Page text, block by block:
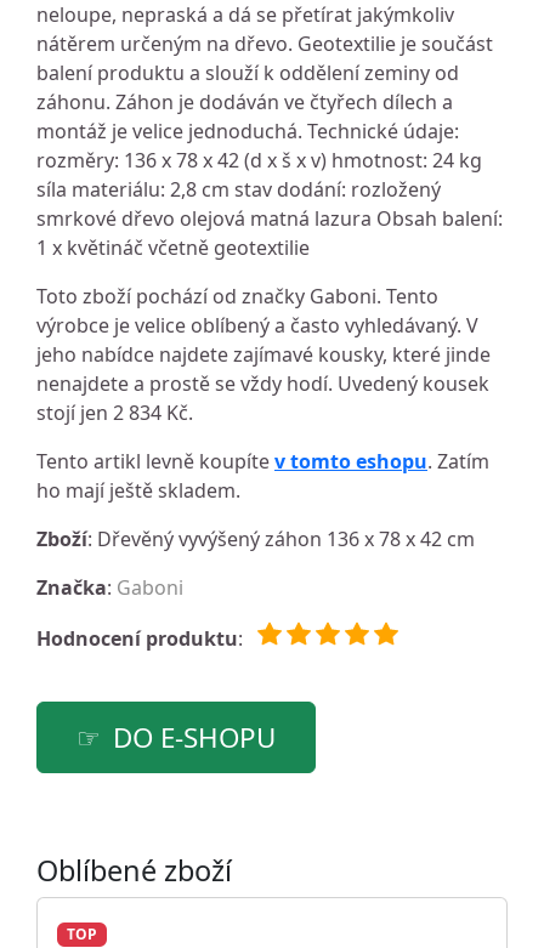
neloupe, nepraská a dá se přetírat jakýmkoliv
nátěrem určeným na dřevo. Geotextilie je součást
balení produktu a slouží k oddělení zeminy od
záhonu. Záhon je dodáván ve čtyřech dílech a
montáž je velice jednoduchá. Technické údaje:
rozměry: 136 x 78 x 42 (d x š x v) hmotnost: 24 kg
síla materiálu: 2,8 cm stav dodání: rozložený
smrkové dřevo olejová matná lazura Obsah balení:
1 x květináč včetně geotextilie
Toto zboží pochází od značky Gaboni. Tento
výrobce je velice oblíbený a často vyhledávaný. V
jeho nabídce najdete zajímavé kousky, které jinde
nenajdete a prostě se vždy hodí. Uvedený kousek
stojí jen 2 834 Kč.
Tento artikl levně koupítev tomto eshopu. Zatím
ho mají ještě skladem.
Zboží: Dřevěný vyvýšený záhon 136 x 78 x 42 cm
Značka: Gaboni
Hodnocení produktu:
DO E-SHOPU
Oblíbené zboží
TOP